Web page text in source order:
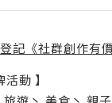
登記《社群創作有
動 】